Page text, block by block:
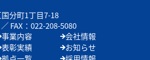
分町1丁目7-18
FAX：022-208-5080
事業内容
会社情報
表彰実績
お知らせ